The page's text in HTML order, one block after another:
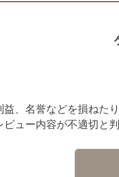
、名誉などを損ねた
ビュー内容が不適切と